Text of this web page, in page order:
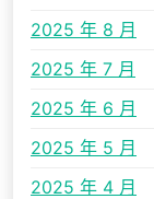
2025 年 8 月
2025 年 7 月
2025 年 6 月
2025 年 5 月
2025 年 4 月